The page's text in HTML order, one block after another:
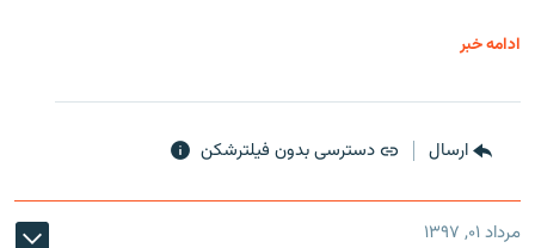
ادامه خبر
ارسال دسترسی بدون فیلترشکن
مرداد ۰۱, ۱۳۹۷